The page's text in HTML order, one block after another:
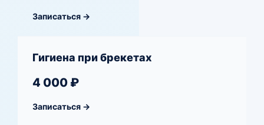
Записаться →
Гигиена при брекетах
4 000 ₽
Записаться →